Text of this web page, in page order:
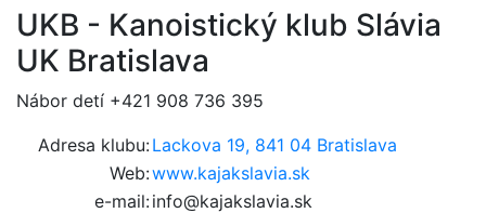
UKB - Kanoistický klub Slávia
UK Bratislava
Nábor detí +421 908 736 395
Adresa klubu:Lackova 19, 841 04 Bratislava
Web:www.kajakslavia.sk
e-mail:info@kajakslavia.sk